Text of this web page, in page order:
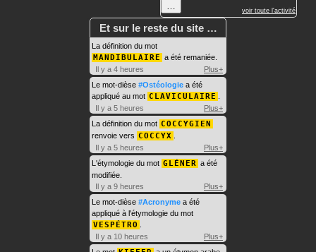
voir toute l'activité
Et sur le reste du site …
La définition du mot
MANDIBULAIRE a été remaniée.
Il y a 4 heures
Plus+
Le mot-dièse #Ostéologie a été
appliqué au mot CLAVICULAIRE
Il y a 5 heures
Plus+
La définition du mot COCCYGIEN
renvoie vers COCCYX
Il y a 5 heures
Plus+
L'étymologie du mot GLÉNER a été
modifiée.
Il y a 9 heures
Plus+
Le mot-dièse #Acronyme a été
appliqué à l'étymologie du mot
VESPÉTRO
Il y a 10 heures
Plus+